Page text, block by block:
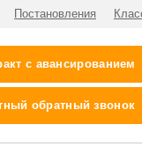
Постановления
с авансированием
обратный звонок